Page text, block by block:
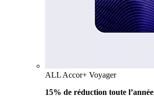
ALL Accor+ Voyager
15% de réduction toute l’année